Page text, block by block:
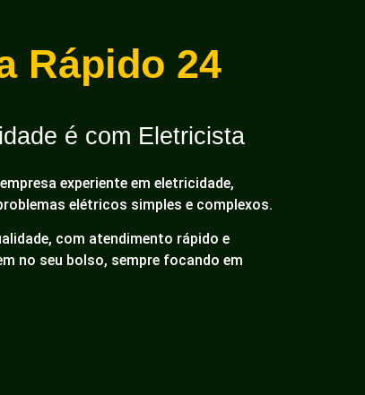
Rápido 24
é com Eletricista
experiente em eletricidade,
elétricos simples e complexos.
com atendimento rápido e
no seu bolso, sempre focando em